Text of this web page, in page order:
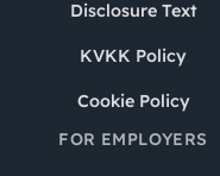
Disclosure Text
KVKK Policy
Cookie Policy
FOR EMPLOYERS